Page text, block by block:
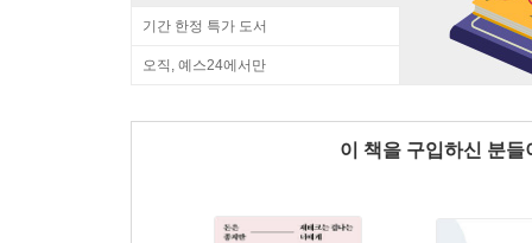
기간 한정 특가 도서
오직, 예스24에서만
이 책을 구입하신 분